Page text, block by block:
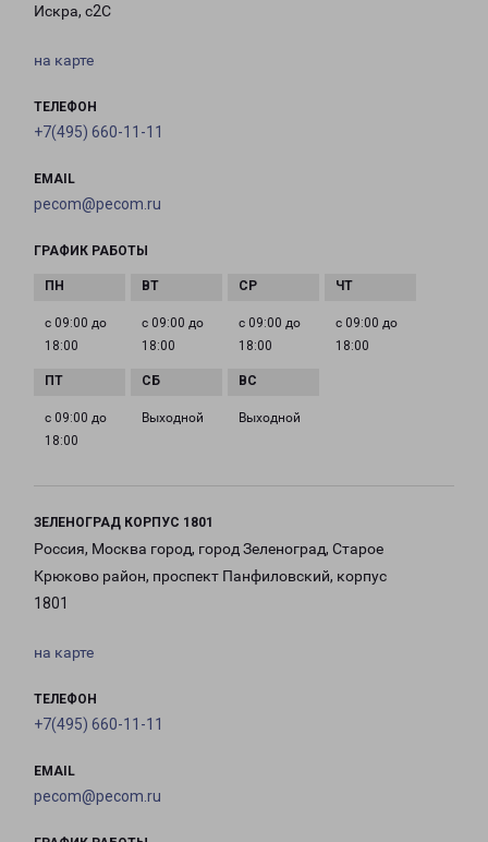
Искра, с2С
на карте
ТЕЛЕФОН
+7(495) 660-11-11
EMAIL
pecom@pecom.ru
ГРАФИК РАБОТЫ
с 09:00 до
18:00
с 09:00 до
18:00
с 09:00 до
18:00
с 09:00 до
18:00
с 09:00 до
18:00
Выходной Выходной
ЗЕЛЕНОГРАД КОРПУС 1801
Россия, Москва город, город Зеленоград, Старое
Крюково район, проспект Панфиловский, корпус
1801
на карте
ТЕЛЕФОН
+7(495) 660-11-11
EMAIL
pecom@pecom.ru